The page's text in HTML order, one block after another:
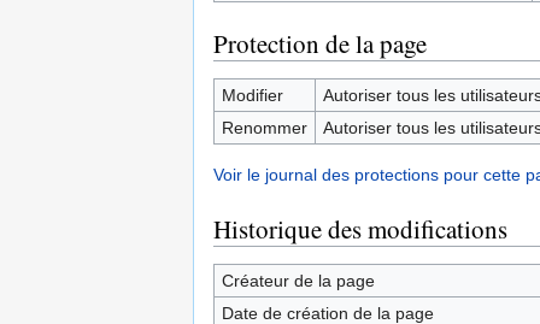
Protection de la page
Modifier
Autoriser tous les
Renommer
Autoriser tous les
Voir le journal des protections pour cette
Historique des modifications
Créateur de la page
Date de création de la page